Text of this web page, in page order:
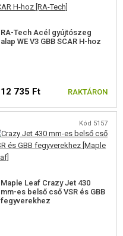
RA-Tech Acél gyújtószeg
alap WE V3 GBB SCAR H-hoz
12 735 Ft RAKTÁRON
Kód 5157
Maple Leaf Crazy Jet 430
mm-es belső cső VSR és GBB
fegyverekhez